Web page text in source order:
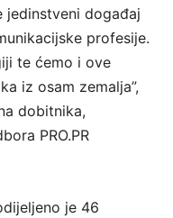
jedinstveni događaj
profesije.
te ćemo i ove
iz osam zemalja”,
dobitnika,
PRO.PR
je 46